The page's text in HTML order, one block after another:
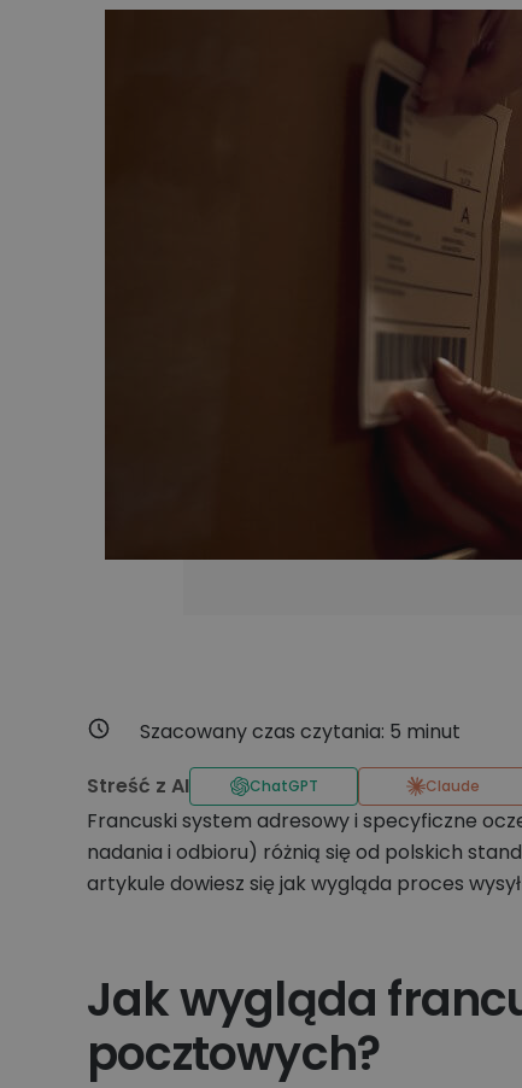
Kurier wielkogabarytowy
Wysyłka opon kurierem
Technologiczne
wysyłkowe dla
biznesu
Apaczka PRO
Szacowany czas czytania: 5 minut
Streść z AI
ChatGPT Claude
Francuski system adresowy i specyficzne
nadania i odbioru) różnią się od polskich
artykule dowiesz się jak wygląda proces
Jak wygląda
pocztowych?